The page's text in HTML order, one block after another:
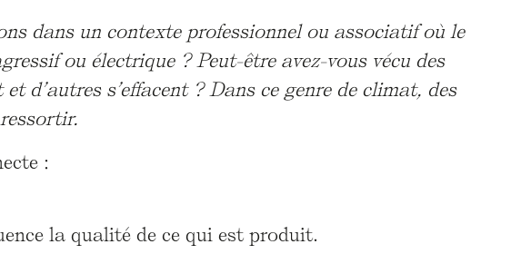
dans un contexte professionnel ou associatif où le
ou électrique ? Peut-être avez-vous vécu des
d’autres s’effacent ? Dans ce genre de climat, des
:
la qualité de ce qui est produit.